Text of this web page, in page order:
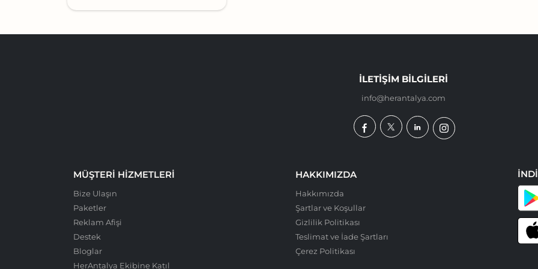
İLETIŞIM BILGILERI
info@herantalya.com
MÜŞTERI HIZMETLERI
Bize Ulaşın
Paketler
Reklam Afişi
Destek
Bloglar
HerAntalya Ekibine Katıl
HAKKIMIZDA
Hakkımızda
Şartlar ve Koşullar
Gizlilik Politikası
Teslimat ve İade Şartları
Çerez Politikası